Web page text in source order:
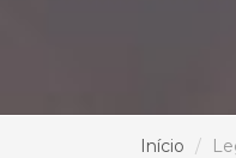
Início